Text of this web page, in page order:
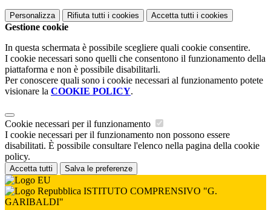
Personalizza Rifiuta tutti i cookies Accetta tutti i cookies
Gestione cookie
In questa schermata è possibile scegliere quali cookie consentire.
I cookie necessari sono quelli che consentono il funzionamento della
piattaforma e non è possibile disabilitarli.
Per conoscere quali sono i cookie necessari al funzionamento potete
visionare la COOKIE POLICY.
Cookie necessari per il funzionamento
I cookie necessari per il funzionamento non possono essere
disabilitati. È possibile consultare l'elenco nella pagina della cookie
policy.
Accetta tutti Salva le preferenze
ISTITUTO COMPRENSIVO "G.
GARIBALDI"